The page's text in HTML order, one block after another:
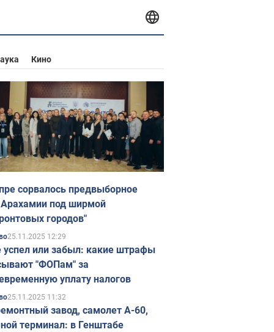
Кино
сорвалось предвыборное
Арахамии под ширмой
городов"
25.11.2025 12:29
успел или забыл: какие штрафы
"ФОПам" за
уплату налогов
25.11.2025 11:32
завод, самолет А-60,
терминал: в Генштабе